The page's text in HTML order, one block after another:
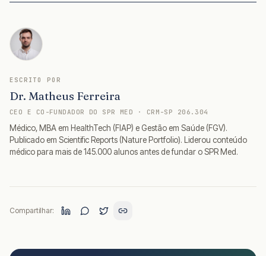
ESCRITO POR
Dr. Matheus Ferreira
CEO E CO-FUNDADOR DO SPR MED · CRM-SP 206.304
Médico, MBA em HealthTech (FIAP) e Gestão em Saúde (FGV).
Publicado em Scientific Reports (Nature Portfolio). Liderou conteúdo
médico para mais de 145.000 alunos antes de fundar o SPR Med.
Compartilhar: